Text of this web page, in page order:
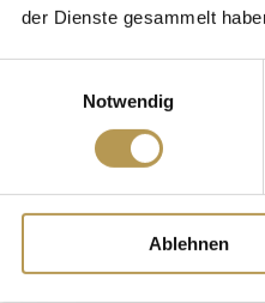
der Dienste gesammelt
Notwendig
Ablehnen
Temperatura